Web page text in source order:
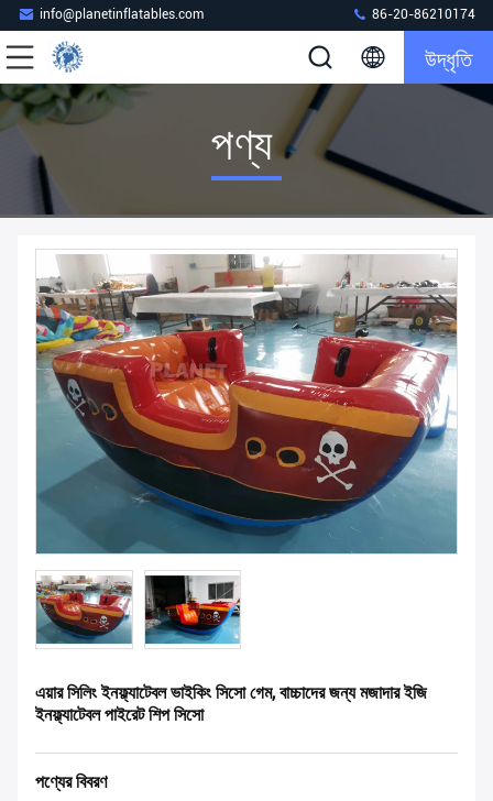
info@planetinflatables.com 86-20-86210174
উদ্ধৃতি
পণ্য
এয়ার সিলিং ইনফ্ল্যাটেবল ভাইকিং সিসো গেম, বাচ্চাদের জন্য মজাদার ইজি
ইনফ্ল্যাটেবল পাইরেট শিপ সিসো
পণ্যের বিবরণ